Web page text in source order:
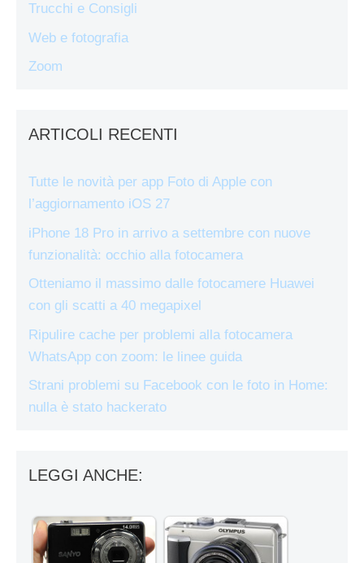
Trucchi e Consigli
Web e fotografia
Zoom
ARTICOLI RECENTI
Tutte le novità per app Foto di Apple con
l’aggiornamento iOS 27
iPhone 18 Pro in arrivo a settembre con nuove
funzionalità: occhio alla fotocamera
Otteniamo il massimo dalle fotocamere Huawei
con gli scatti a 40 megapixel
Ripulire cache per problemi alla fotocamera
WhatsApp con zoom: le linee guida
Strani problemi su Facebook con le foto in Home:
nulla è stato hackerato
LEGGI ANCHE: